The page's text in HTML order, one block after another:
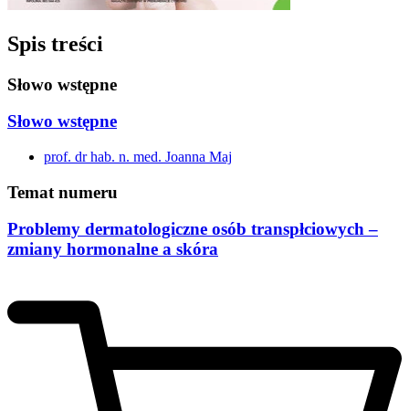
Spis treści
Słowo wstępne
Słowo wstępne
prof. dr hab. n. med. Joanna Maj
Temat numeru
Problemy dermatologiczne osób transpłciowych –
zmiany hormonalne a skóra